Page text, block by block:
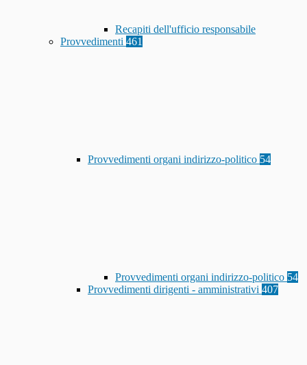
Recapiti dell'ufficio responsabile
Provvedimenti 461
Provvedimenti organi indirizzo-politico 54
Provvedimenti organi indirizzo-politico 54
Provvedimenti dirigenti - amministrativi 407